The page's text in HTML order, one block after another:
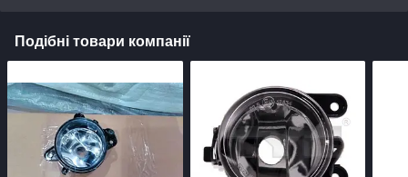
Подібні товари компанії